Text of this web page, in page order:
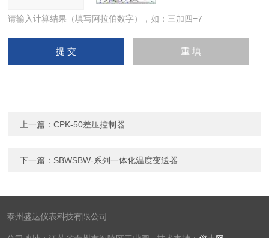
请输入计算结果（填写阿拉伯数字），如：三加四=7
上一篇：CPK-50差压控制器
下一篇： SBWSBW-系列一体化温度变送器
泰州盛达仪表科技有限公司